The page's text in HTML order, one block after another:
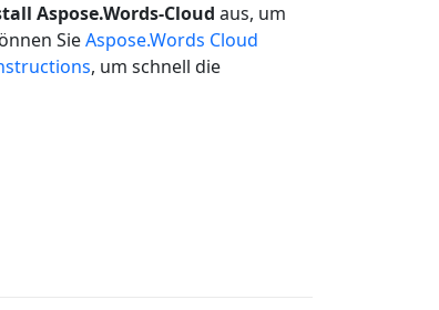
Aspose.Words-Cloud aus, um
SieAspose.Words Cloud
, um schnell die